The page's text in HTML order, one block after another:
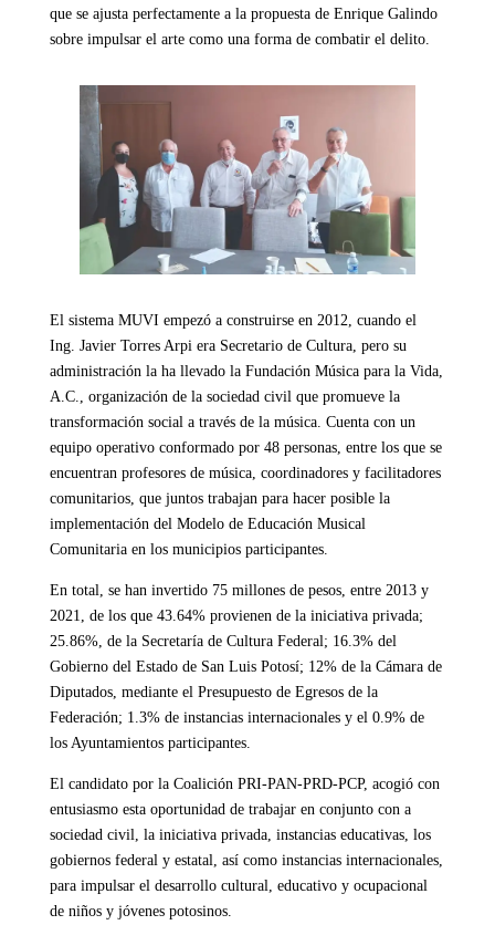
que se ajusta perfectamente a la propuesta de Enrique Galindo
sobre impulsar el arte como una forma de combatir el delito.
El sistema MUVI empezó a construirse en 2012, cuando el
Ing. Javier Torres Arpi era Secretario de Cultura, pero su
administración la ha llevado la Fundación Música para la Vida,
A.C., organización de la sociedad civil que promueve la
transformación social a través de la música. Cuenta con un
equipo operativo conformado por 48 personas, entre los que se
encuentran profesores de música, coordinadores y facilitadores
comunitarios, que juntos trabajan para hacer posible la
implementación del Modelo de Educación Musical
Comunitaria en los municipios participantes.
En total, se han invertido 75 millones de pesos, entre 2013 y
2021, de los que 43.64% provienen de la iniciativa privada;
25.86%, de la Secretaría de Cultura Federal; 16.3% del
Gobierno del Estado de San Luis Potosí; 12% de la Cámara de
Diputados, mediante el Presupuesto de Egresos de la
Federación; 1.3% de instancias internacionales y el 0.9% de
los Ayuntamientos participantes.
El candidato por la Coalición PRI-PAN-PRD-PCP, acogió con
entusiasmo esta oportunidad de trabajar en conjunto con a
sociedad civil, la iniciativa privada, instancias educativas, los
gobiernos federal y estatal, así como instancias internacionales,
para impulsar el desarrollo cultural, educativo y ocupacional
de niños y jóvenes potosinos.